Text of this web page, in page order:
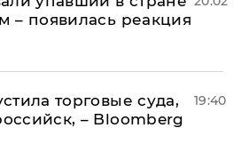
– появилась реакция
торговые суда,
– Bloomberg
19:40